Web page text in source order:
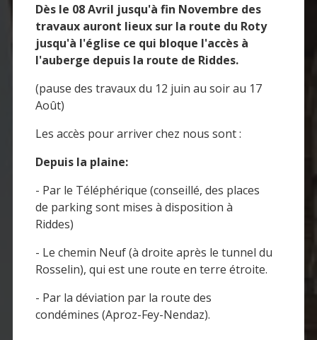
Dès le 08 Avril jusqu'à fin Novembre des
travaux auront lieux sur la route du Roty
jusqu'à l'église ce qui bloque l'accès à
l'auberge depuis la route de Riddes.
(pause des travaux du 12 juin au soir au 17
Août)
Les accès pour arriver chez nous sont :
Depuis la plaine:
- Par le Téléphérique (conseillé, des places
de parking sont mises à disposition à
Riddes)
- Le chemin Neuf (à droite après le tunnel du
Rosselin), qui est une route en terre étroite.
- Par la déviation par la route des
condémines (Aproz-Fey-Nendaz).